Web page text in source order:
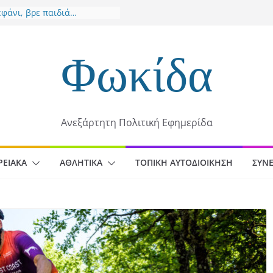
βρε παιδιά…
Κ20: Ασημένιο μετάλλιο
Έβελυν Μητροπούλου στο
Αστικής Ανθεκτικότητας
αναγνωρίζονται
Φωκίδα
Ανεξάρτητη Πολιτική Εφημερίδα
ΑΘΛΗΤΙΚΆ ΤΟΠΙΚΉ ΑΥΤΟΔΙΟΊΚΗΣΗ